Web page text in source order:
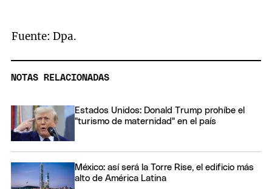
Fuente: Dpa.
NOTAS RELACIONADAS
Estados Unidos: Donald Trump prohíbe el
"turismo de maternidad" en el país
México: así será la Torre Rise, el edificio más
alto de América Latina